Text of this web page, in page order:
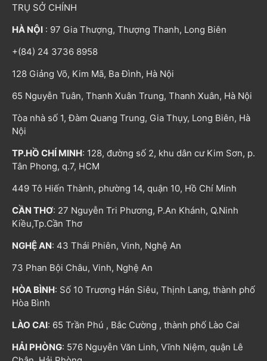
TRỤ SỞ CHÍNH
HÀ NỘI : 97 Gia Thượng, Thượng Thanh, Long Biên
+(84) 24 3736 8958
128 Giảng Võ, Kim Mã, Ba Đình, Hà Nội
65 Nguyễn Tuân, Thanh Xuân Trung, Thanh Xuân, Hà Nội
Tòa nhà số 1, Đàm Quang Trung, Gia Thụy, Long Biên, Hà
Nội
TP.HỒ CHÍ MINH: 128, đường số 2, khu dân cư Kim Sơn, p.
Tân Phong, q.7, HCM
449 Tô Hiến Thành, phường 14, quận 10, Hồ Chí Minh
CẦN THƠ: 27 Nguyễn Tri Phương, P.An Khánh, Q.Ninh
Kiều,Tp.Cần Thơ
NGHỆ AN: 43 Thái Phiên, Vinh, Nghệ An
73 Phan Bội Châu, Vinh, Nghệ An
HÒA BÌNH: Số 10 Trương Hán Siêu, Thịnh Lang, thành phố
Hòa Bình
LÀO CAI: 65 Trần Phú , Bắc Cường , thành phố Lào Cai
HẢI PHÒNG: 576 Nguyễn Văn Linh, Vĩnh Niệm, quận Lê